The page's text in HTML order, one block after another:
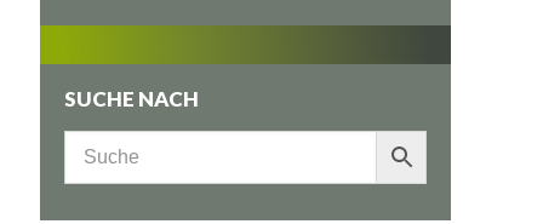
SUCHE NACH